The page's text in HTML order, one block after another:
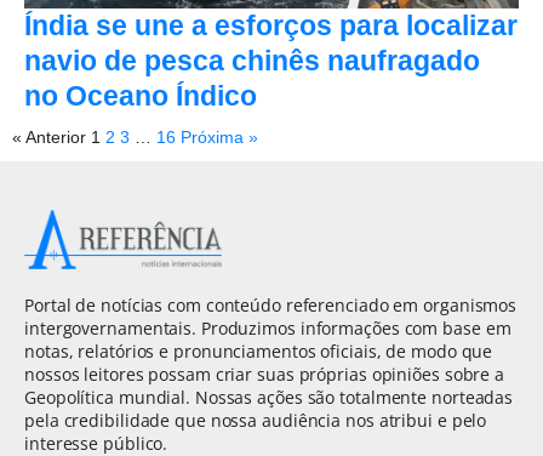
Índia se une a esforços para localizar
navio de pesca chinês naufragado
no Oceano Índico
« Anterior 1 2 3 16 Próxima »
Portal de notícias com conteúdo referenciado em organismos
intergovernamentais. Produzimos informações com base em
notas, relatórios e pronunciamentos oficiais, de modo que
nossos leitores possam criar suas próprias opiniões sobre a
Geopolítica mundial. Nossas ações são totalmente norteadas
pela credibilidade que nossa audiência nos atribui e pelo
interesse público.